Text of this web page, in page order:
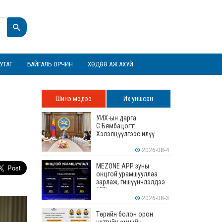
БАЙГАЛЬ ОРЧИН ХӨДӨӨ АЖ АХУЙ
Шинэ мэдээ Их уншсан
УИХ-ын дарга
С.Бямбацогт:
Хэлэлцүүлгээс илүү
илүү бодит үр дүн чухал
2026-08-4
MEZONE APP зуны
онцгой урамшууллаа
зарлаж, гишүүнчлэлдээ
50% хүртэлх хөнгөлөлт
үзүүлж эхэллээ 2026-08-3
Төрийн болон орон